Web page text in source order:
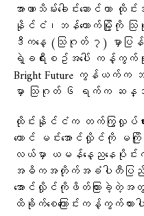
အာဏာသိမ်း​ခေါင်း​​ဆောင်ဟာ
နိုင်ငံ၊ဘန်​ကောက်မြို့ကို သြဂု
ဒီက​နေ့ (သြဂုတ် ၇) မှာပြ
ရဲ့ခရီးစဥ်အ​ပေါ် ကန့်ကွက်ရှုတ်ခ
Bright Future ကွန်ယက်က
မှာ သြဂုတ် ၆ ရက်က ဆန္
ထိုင်းနိုင်ငံက တက်ကြွလှုပ်ရှ
ကောင် မင်း​​အောင်လှိုင်ကို မကြို
လယ်မှာ ယမန်​နေ့ည​နေပိုင်
အဓိကအတိုက်အခံပါတီပြည်
အောင်လှိုင်ကိုဖိတ်ကြားခဲ့
ထိခိုက်​စေ​ကြောင်းကန့်ကွက်ထာ